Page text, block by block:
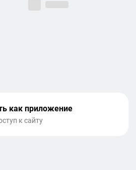
как приложение
к сайту